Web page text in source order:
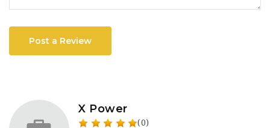
Post a Review
X Power
(0)